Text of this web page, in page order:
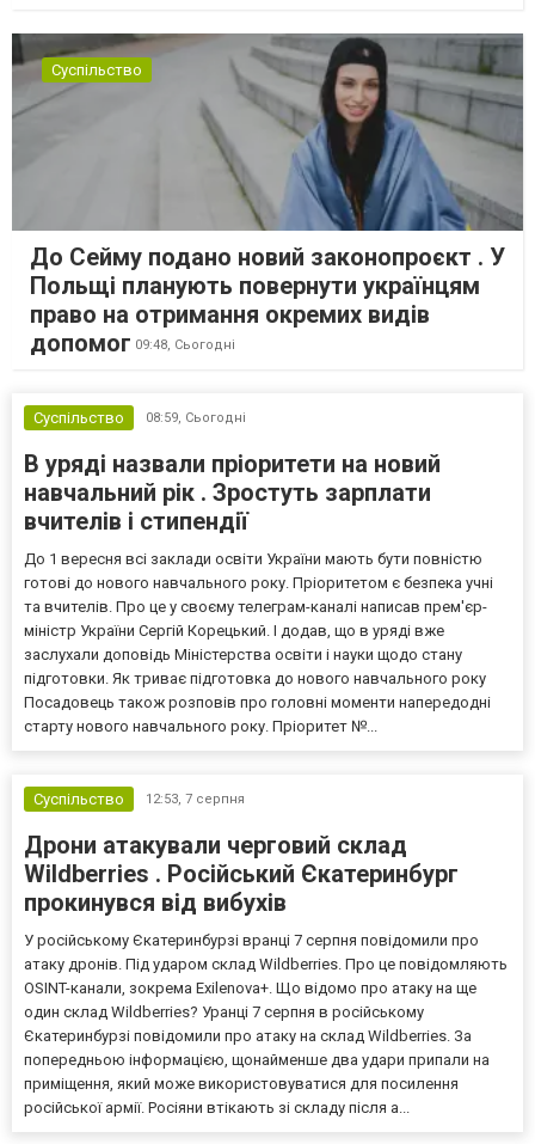
Суспільство
До Сейму подано новий законопроєкт . У
Польщі планують повернути українцям
право на отримання окремих видів
допомог 09:48, Сьогодні
Суспільство 08:59, Сьогодні
В уряді назвали пріоритети на новий
навчальний рік . Зростуть зарплати
вчителів і стипендії
До 1 вересня всі заклади освіти України мають бути повністю
готові до нового навчального року. Пріоритетом є безпека учні
та вчителів. Про це у своєму телеграм-каналі написав прем'єр-
міністр України Сергій Корецький. І додав, що в уряді вже
заслухали доповідь Міністерства освіти і науки щодо стану
підготовки. Як триває підготовка до нового навчального року
Посадовець також розповів про головні моменти напередодні
старту нового навчального року. Пріоритет №...
Суспільство 12:53, 7 серпня
Дрони атакували черговий склад
Wildberries . Російський Єкатеринбург
прокинувся від вибухів
У російському Єкатеринбурзі вранці 7 серпня повідомили про
атаку дронів. Під ударом склад Wildberries. Про це повідомляють
OSINT-канали, зокрема Exilenova+. Що відомо про атаку на ще
один склад Wildberries? Уранці 7 серпня в російському
Єкатеринбурзі повідомили про атаку на склад Wildberries. За
попередньою інформацією, щонайменше два удари припали на
приміщення, який може використовуватися для посилення
російської армії. Росіяни втікають зі складу після а...